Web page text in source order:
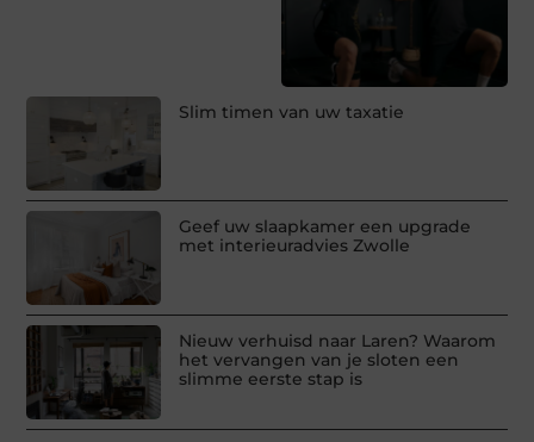
Slim timen van uw taxatie
Geef uw slaapkamer een upgrade
met interieuradvies Zwolle
Nieuw verhuisd naar Laren? Waarom
het vervangen van je sloten een
slimme eerste stap is